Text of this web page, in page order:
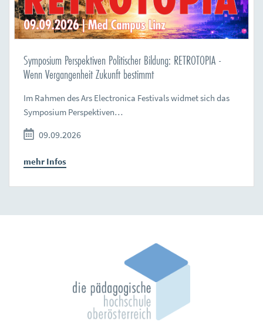
Symposium Perspektiven Politischer Bildung: RETROTOPIA -
Wenn Vergangenheit Zukunft bestimmt
Im Rahmen des Ars Electronica Festivals widmet sich das
Symposium Perspektiven…
09.09.2026
mehr Infos